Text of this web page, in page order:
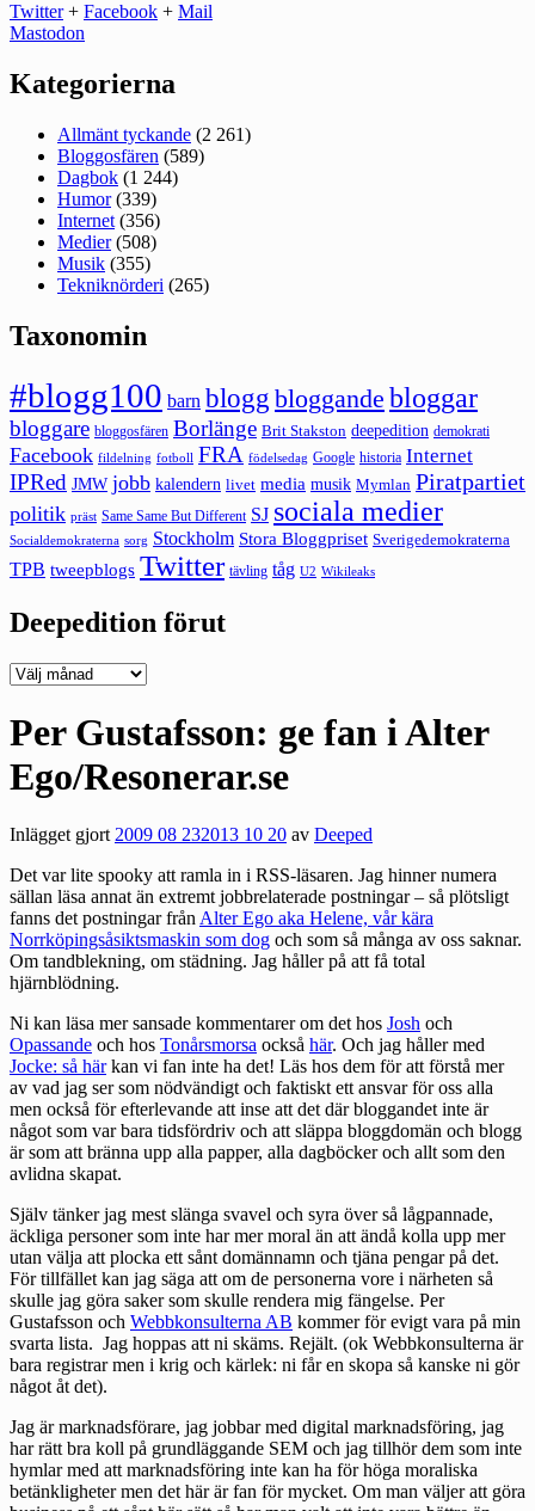
Twitter+ Facebook + Mail
Mastodon
Kategorierna
Allmänt tyckande (2 261)
Bloggosfären (589)
Dagbok (1 244)
Humor(339)
Internet (356)
Medier(508)
Musik (355)
Tekniknörderi (265)
Taxonomin
#blogg100 barn blogg bloggande bloggar
bloggare bloggosfären Borlänge Brit Stakston deepedition demokrati
Facebook fildelning fotboll FRA födelsedag Google historia Internet
IPRed JMW jobb kalendern livet media musik Mymlan Piratpartiet
politik präst Same Same But Different SJ sociala medier
Socialdemokraterna sorg Stockholm Stora Bloggpriset Sverigedemokraterna
TPB tweepblogs Twitter tävling tåg U2 Wikileaks
Deepedition förut
Deepedition
Per Gustafsson: ge fan i Alter
Ego/Resonerar.se
Inlägget gjort2009 08 232013 10 20 av Deeped
Det var lite spooky att ramla in i RSS-läsaren. Jag hinner numera
sällan läsa annat än extremt jobbrelaterade postningar – så plötsligt
fanns det postningar frånAlter Ego aka Helene, vår kära
Norrköpingsåsiktsmaskin som dog och som så många av oss saknar.
Om tandblekning, om städning. Jag håller på att få total
hjärnblödning.
Ni kan läsa mer sansade kommentarer om det hos Josh och
Opassande och hos Tonårsmorsa också här. Och jag håller med
Jocke: så härkan vi fan inte ha det! Läs hos dem för att förstå mer
av vad jag ser som nödvändigt och faktiskt ett ansvar för oss alla
men också för efterlevande att inse att det där bloggandet inte är
något som var bara tidsfördriv och att släppa bloggdomän och blogg
är som att bränna upp alla papper, alla dagböcker och allt som den
avlidna skapat.
Själv tänker jag mest slänga svavel och syra över så lågpannade,
äckliga personer som inte har mer moral än att ändå kolla upp mer
utan välja att plocka ett sånt domännamn och tjäna pengar på det.
För tillfället kan jag säga att om de personerna vore i närheten så
skulle jag göra saker som skulle rendera mig fängelse. Per
Gustafsson och Webbkonsulterna AB kommer för evigt vara på min
svarta lista. Jag hoppas att ni skäms. Rejält. (ok Webbkonsulterna är
bara registrar men i krig och kärlek: ni får en skopa så kanske ni gör
något åt det).
Jag är marknadsförare, jag jobbar med digital marknadsföring, jag
har rätt bra koll på grundläggande SEM och jag tillhör dem som inte
hymlar med att marknadsföring inte kan ha för höga moraliska
betänkligheter men det här är fan för mycket. Om man väljer att göra